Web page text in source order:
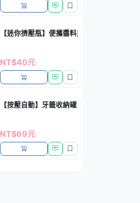
【迷你擠壓瓶】便攜醬料瓶-沙拉番茄辣椒醬
NT$40元
【按壓自動】牙籤收納罐 - 創意居家必備
NT$69元